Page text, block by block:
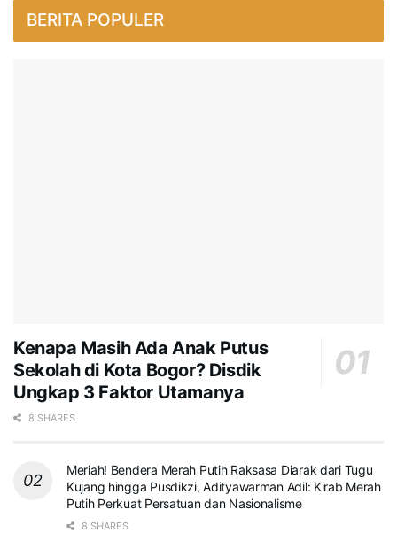
BERITA POPULER
Kenapa Masih Ada Anak Putus
Sekolah di Kota Bogor? Disdik
Ungkap 3 Faktor Utamanya
8 SHARES
Meriah! Bendera Merah Putih Raksasa Diarak dari Tugu
Kujang hingga Pusdikzi, Adityawarman Adil: Kirab Merah
Putih Perkuat Persatuan dan Nasionalisme
8 SHARES